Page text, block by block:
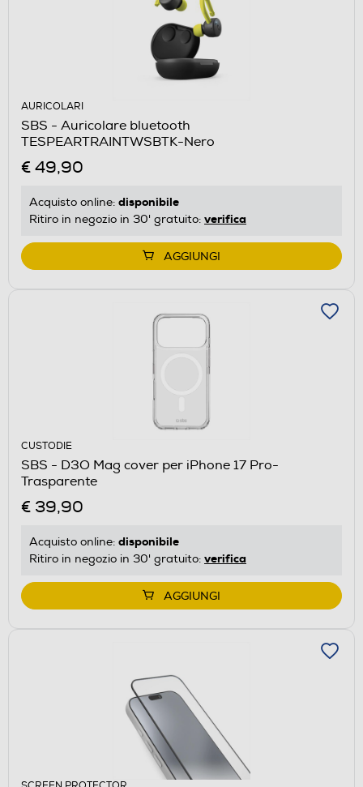
AURICOLARI
SBS - Auricolare bluetooth
TESPEARTRAINTWSBTK-Nero
€ 49,90
Acquisto online: disponibile
Ritiro in negozio in 30' gratuito: verifica
AGGIUNGI
CUSTODIE
SBS - D3O Mag cover per iPhone 17 Pro-
Trasparente
€ 39,90
Acquisto online: disponibile
Ritiro in negozio in 30' gratuito: verifica
AGGIUNGI